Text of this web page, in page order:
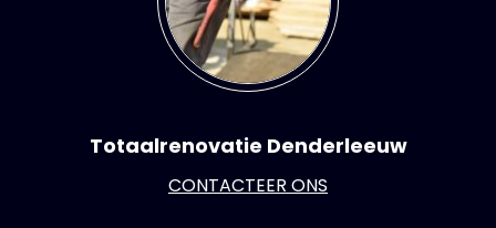
Totaalrenovatie Denderleeuw
CONTACTEER ONS